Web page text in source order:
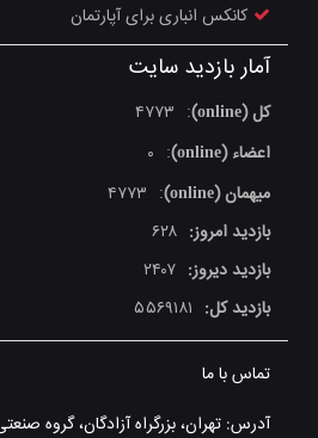
کانکس انباری برای آپارتمان
آمار بازدید سایت
کل (online) :
۴۷۷۳
اعضاء (online)
:
۰
میهمان (online)
:
۴۷۷۳
بازدید امروز: ۶۲۸
بازدید دیروز: ۲۴۰۷
بازدید کل: ۵۵۶۹۱۸۱
تماس با ما
آدرس: تهران، بزرگراه آزادگان، گروه